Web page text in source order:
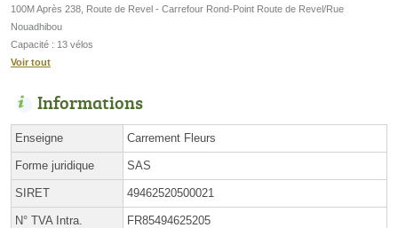
100M Après 238, Route de Revel - Carrefour Rond-Point Route de Revel/Rue
Nouadhibou
Capacité : 13 vélos
Voir tout
Informations
Enseigne Carrement Fleurs
Forme juridique SAS
SIRET 49462520500021
N° TVA Intra. FR85494625205